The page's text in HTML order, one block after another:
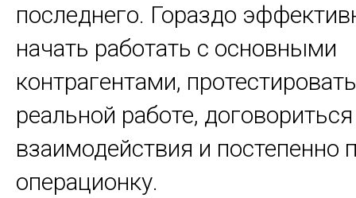
последнего. Гораздо
начать работать с основными
контрагентами,
реальной работе,
взаимодействия и постепенно
операционку.